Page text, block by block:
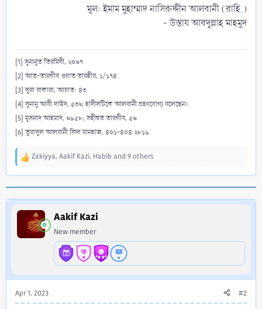
মূল: ইমাম মুহাম্মাদ নাসিরুদ্দীন আলবানী (রাহি.)
- উস্তায আবদুল্লাহ মাহমুদ​
[1] সুনানুত তিরমিযী, ২০৬৭
[2] আত-তারগীব ওয়াত তারহীব, ১/১৭৪
[3] সূরা বাকারা, আয়াত: ৪৩
[4] সুনানু আবী দাউদ, ৫৩৮, হাদীসটিকে আলবানী গ্রহণযোগ্য বলেছেন।
[5] মুসনাদ আহমাদ, ৬৯৫৮; সহীহুত তারগীব, ৫৬
[6] তুরাসুল আলবানী ফিল মানহাজ, ৪০১-৪০৪ ২৮১৯
R
t
i
Zakiyya, Aakif Kazi, Habib and 9 others
Aakif Kazi
New member
Apr 1, 2023 #2